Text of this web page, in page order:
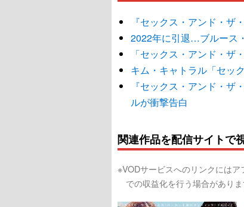
『セックス・アンド・ザ
2022年に引退…ブルース
「セックス・アンド・ザ
キム・キャトラル「セッ
『セックス・アンド・
ルが衝撃告白
関連作品を配信サイトで
※VODサービスへのリンクには
での収益化を行う場合がありま